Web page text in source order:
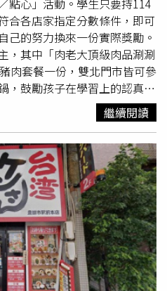
點心」活動。學生只要持114
合各店家指定分數條件，即可
己的努力換來一份實際獎勵。
，其中「肉老大頂級肉品涮涮
肉套餐一份，雙北門市皆可參
，鼓勵孩子在學習上的認真付
、信義區推出95分考卷兌換雞
學生補充能量，也讓考後獎勵
「潮牛殿溫體牛」推出滿分考
結合學習成就，讓孩子在考後
「麵老大」也加入本次活動，
卷兌換招牌烏醋麵一碗，以經
小小獎勵。考卷換餐資訊，敬
圖片／業者提供）除了上述品
。例如「麵匡匡」新北各分店
麵；「日拾鹽酥雞｜新北三
不辣與大熱狗一份，讓學生能
繼續閱讀